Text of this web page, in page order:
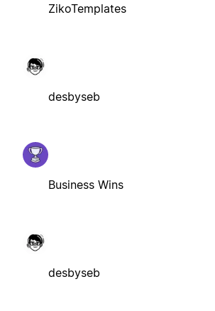
ZikoTemplates
desbyseb
Business Wins
desbyseb